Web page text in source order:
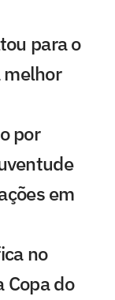
para o
melhor
por
em
no
Copa do